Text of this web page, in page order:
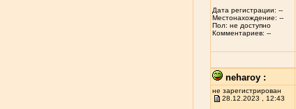
Дата регистрации: --
Местонахождение: --
Пол: не доступно
Комментариев: --
neharoy :
не зарегистрирован
28.12.2023 , 12:43